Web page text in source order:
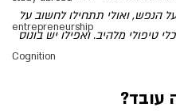
entrepreneurship
Cognition
הנפש, ואולי תתחילו לחשוב על
טיפולי מלהיב. ואפילו יש בונוס
עובד?